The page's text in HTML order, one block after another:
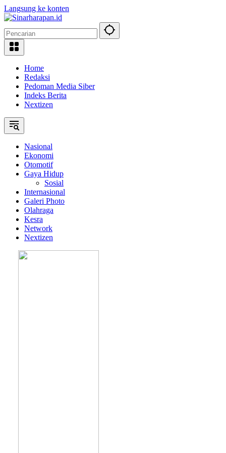
Langsung ke konten
Home
Redaksi
Pedoman Media Siber
Indeks Berita
Nextizen
Nasional
Ekonomi
Otomotif
Gaya Hidup
Sosial
Internasional
Galeri Photo
Olahraga
Kesra
Network
Nextizen